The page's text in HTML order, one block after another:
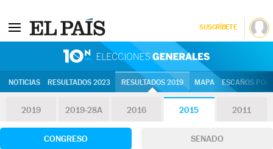
SUSCRÍBETE
NOTICIAS RESULTADOS 2023 RESULTADOS 2019 MAPA ESCAÑOS
2019 2019-28A 2016 2015 2011
CONGRESO SENADO